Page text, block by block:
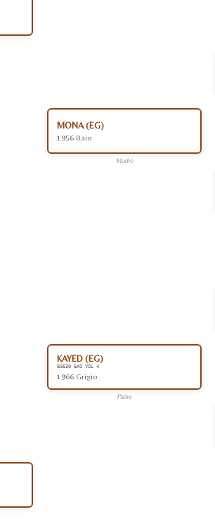
MONA (EG)
1956 Baio
Madre
KAYED (EG)
EG630 EAO VOL 4
1966 Grigio
Padre